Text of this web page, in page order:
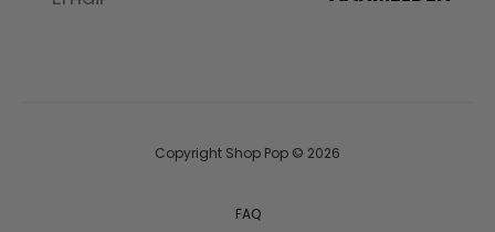
Copyright Shop Pop © 2026
FAQ